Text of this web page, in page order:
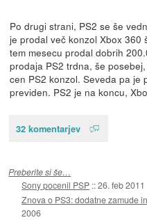
Po drugi strani, PS2 se še
je prodal več konzol Xbox 360
tem mesecu prodal dobrih
prodaja PS2 trdna, še
cen PS2 konzol. Seveda pa je
previden. PS2 je na koncu,
32 komentarjev
Preberite si še…
Sony pocenil PSP ::26. feb 2011
Znova o PS3: dodatne zamude
2006